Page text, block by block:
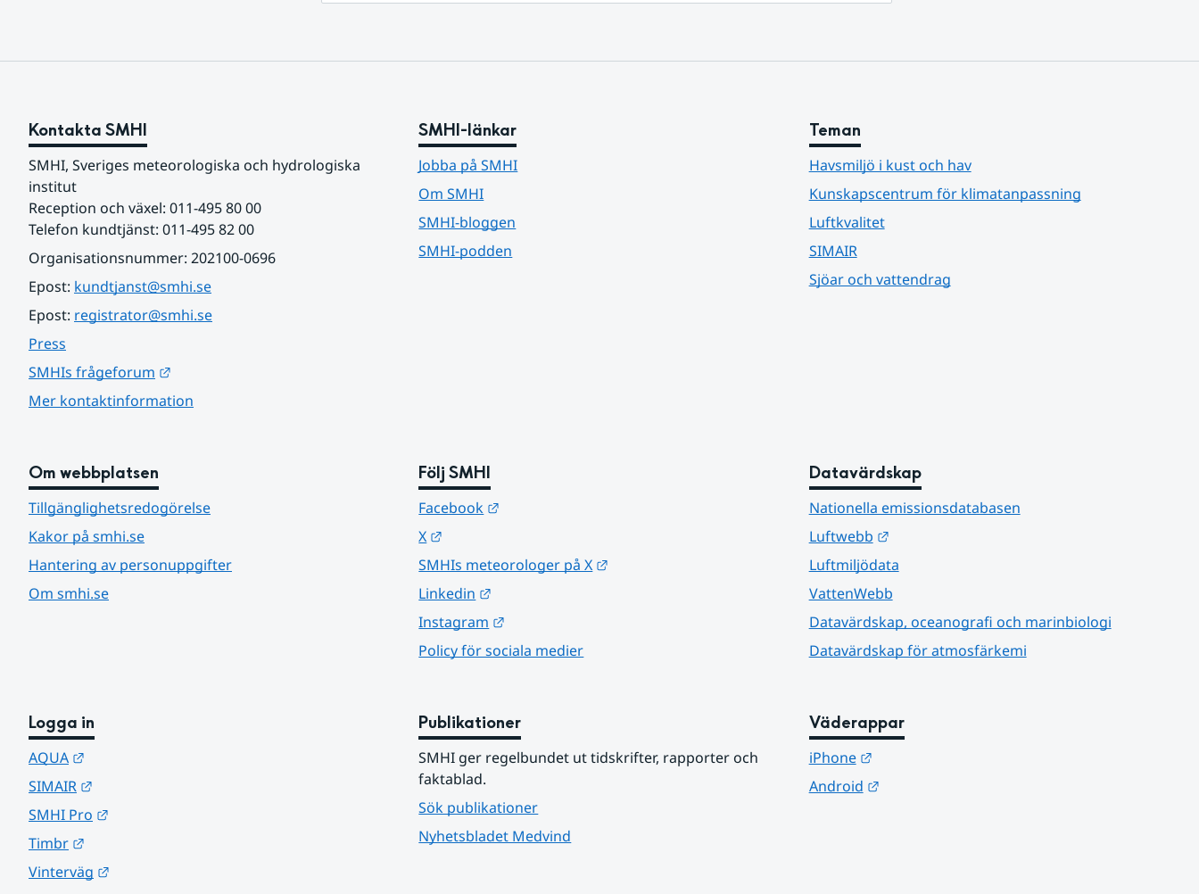
Kontakta SMHI
SMHI, Sveriges meteorologiska och hydrologiska
institut
Reception och växel: 011-495 80 00
Telefon kundtjänst: 011-495 82 00
Organisationsnummer: 202100-0696
Epost: kundtjanst@smhi.se
Epost: registrator@smhi.se
Press
SMHIs frågeforum
Mer kontaktinformation
SMHI-länkar
Jobba på SMHI
Om SMHI
SMHI-bloggen
SMHI-podden
Teman
Havsmiljö i kust och hav
Kunskapscentrum för klimatanpassning
Luftkvalitet
SIMAIR
Sjöar och vattendrag
Om webbplatsen
Tillgänglighetsredogörelse
Kakor på smhi.se
Hantering av personuppgifter
Om smhi.se
Följ SMHI
Facebook
X
SMHIs meteorologer på X
Linkedin
Instagram
Policy för sociala medier
Datavärdskap
Nationella emissionsdatabasen
Luftwebb
Länk till annan webbplats.
Luftmiljödata
VattenWebb
Datavärdskap, oceanografi och marinbiologi
Datavärdskap för atmosfärkemi
Logga in
AQUA
SIMAIR
SMHI Pro
Timbr
Vinterväg
Publikationer
SMHI ger regelbundet ut tidskrifter, rapporter och
faktablad.
Sök publikationer
Nyhetsbladet Medvind
Väderappar
iPhone
Länk till annan webbplats.
Android
Länk till annan webbplats.